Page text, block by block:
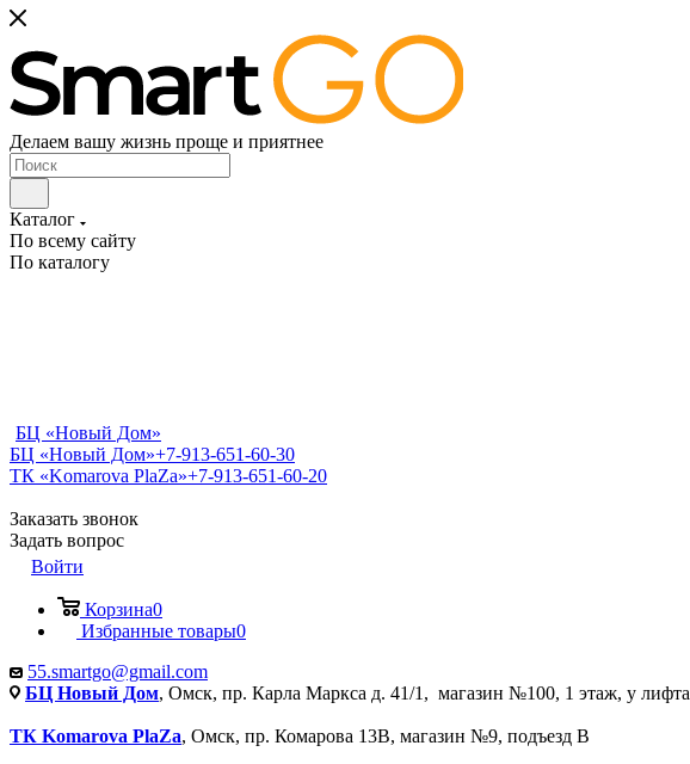
Делаем вашу жизнь проще и приятнее
Каталог
По всему сайту
По каталогу
БЦ «Новый Дом»
БЦ «Новый Дом»+7-913-651-60-30
ТК «Komarova PlaZa»+7-913-651-60-20
Заказать звонок
Задать вопрос
Войти
Корзина0
Избранные товары0
55.smartgo@gmail.com
БЦ Новый Дом, Омск, пр. Карла Маркса д. 41/1, магазин №100, 1 этаж, у лифта
ТК Komarova PlaZa, Омск, пр. Комарова 13В, магазин №9, подъезд В